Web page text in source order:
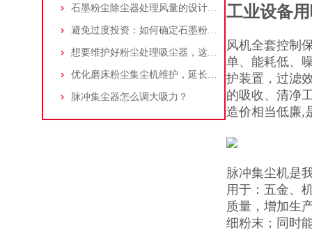
石墨粉尘除尘器处理风量的设计，你了解多少
避免过度投资：如何确定石墨粉尘除尘器的合理价格区间
想要维护好粉尘处理吸尘器，这几个措施真的很重要！
优化磨床粉尘集尘机维护，延长设备寿命
脉冲集尘器怎么调大吸力？
工业设备
风机全套控制
单、能耗低、
护装置，过滤
的吸收、清净
造价相当低廉,
脉冲集尘机是
用于：五金、
质量，增加生
细粉末；同时